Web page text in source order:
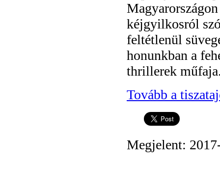
kéjgyilkosról
feltétlenül
honunkban a
thrillerek
Tovább a
Megjelent: